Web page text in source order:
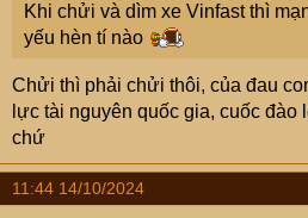
Khi chửi và dìm xe Vinfast thì
yếu hèn tí nào
Chửi thì phải chửi thôi, của đau
lực tài nguyên quốc gia, cuốc đào
chứ
11:44 14/10/2024